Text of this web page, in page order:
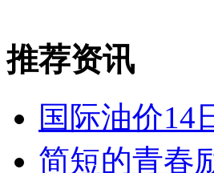
推荐资讯
国际油价14
简短的青春